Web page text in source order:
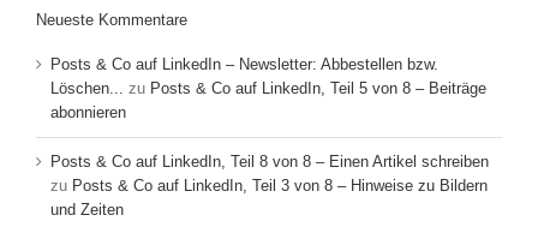
Neueste Kommentare
Posts & Co auf LinkedIn – Newsletter: Abbestellen bzw.
Löschen...
zu Posts & Co auf LinkedIn, Teil 5 von 8 – Beiträge
abonnieren
Posts & Co auf LinkedIn, Teil 8 von 8 – Einen Artikel schreiben
zu Posts & Co auf LinkedIn, Teil 3 von 8 – Hinweise zu Bildern
und Zeiten